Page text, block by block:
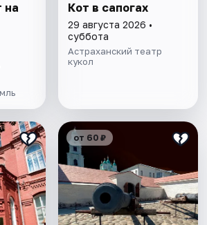
на
Кот в сапогах
29 августа 2026 •
суббота
Астраханский театр
кукол
от 60 ₽